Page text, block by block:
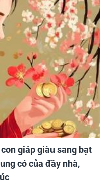
giáp giàu sang bạt
có của đầy nhà,